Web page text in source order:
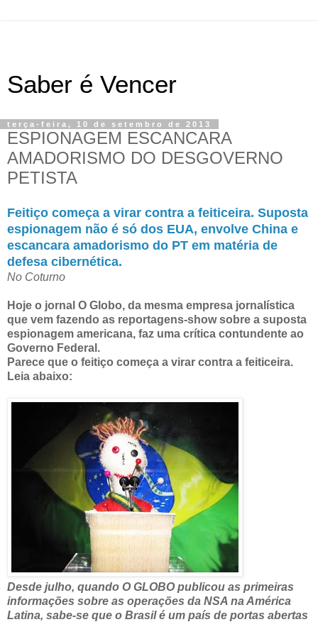
Saber é Vencer
terça-feira, 10 de setembro de 2013
ESPIONAGEM ESCANCARA
AMADORISMO DO DESGOVERNO
PETISTA
Feitiço começa a virar contra a feiticeira. Suposta
espionagem não é só dos EUA, envolve China e
escancara amadorismo do PT em matéria de
defesa cibernética.
No Coturno
Hoje o jornal O Globo, da mesma empresa jornalística
que vem fazendo as reportagens-show sobre a suposta
espionagem americana, faz uma crítica contundente ao
Governo Federal.
Parece que o feitiço começa a virar contra a feiticeira.
Leia abaixo:
Desde julho, quando O GLOBO publicou as primeiras
informações sobre as operações da NSA na América
Latina, sabe-se que o Brasil é um país de portas abertas